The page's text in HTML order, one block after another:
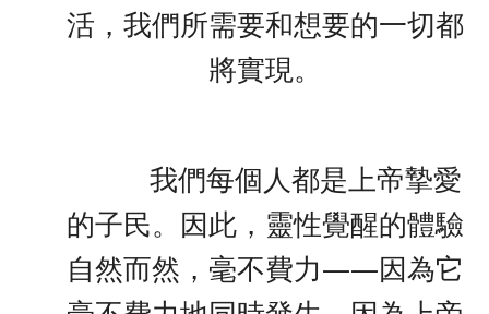
活，我們所需要和想要的一切都
將實現。
我們每個人都是上帝摯愛
的子民。因此，靈性覺醒的體驗
自然而然，毫不費力——因為它